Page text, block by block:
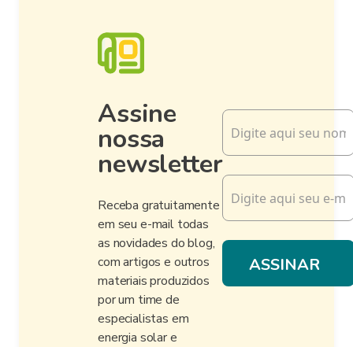
Assine
nossa
newsletter
Receba gratuitamente
em seu e-mail todas
as novidades do blog,
com artigos e outros
materiais produzidos
por um time de
especialistas em
energia solar e